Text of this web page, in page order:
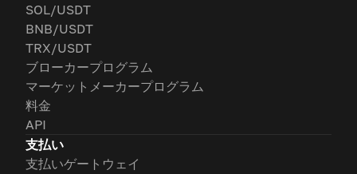
SOL/USDT
BNB/USDT
TRX/USDT
ブローカープログラム
マーケットメーカープログラム
料金
API
支払い
支払いゲートウェイ